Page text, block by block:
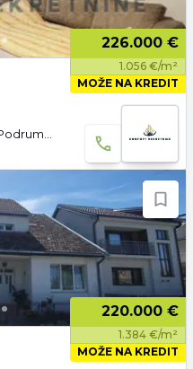
226.000 €
1.056 €/m²
MOŽE NA KREDIT
Agencija • Dvoetažna • Uknjižen • Podrum • Garaža
220.000 €
1.384 €/m²
MOŽE NA KREDIT